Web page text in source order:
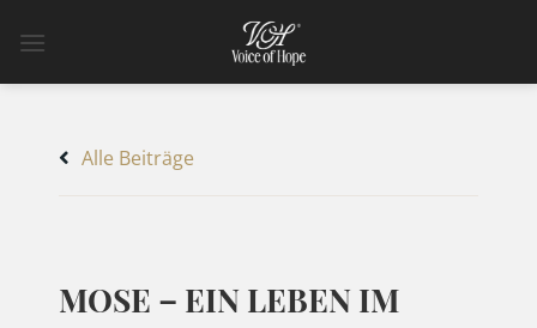
Inhalt
Alle Beiträge
MOSE – EIN LEBEN IM